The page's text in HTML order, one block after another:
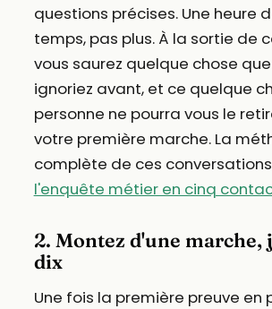
questions précises. Une heure
temps, pas plus. À la sortie de
vous saurez quelque chose
ignoriez avant, et ce quelque
personne ne pourra vous le
votre première marche. La
complète de ces
l'enquête métier en cinq
2. Montez d'une marche,
dix
Une fois la première preuve en